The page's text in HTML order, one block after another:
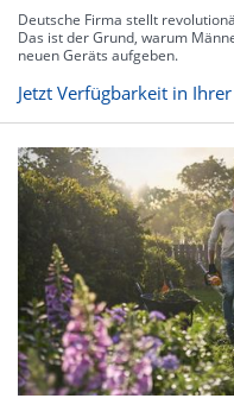
Deutsche Firma stellt
Das ist der Grund, warum
neuen Geräts aufgeben.
Jetzt Verfügbarkeit in